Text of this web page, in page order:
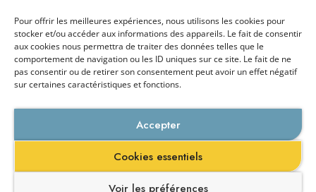
Pour offrir les meilleures expériences, nous utilisons les cookies pour
stocker et/ou accéder aux informations des appareils. Le fait de consentir
aux cookies nous permettra de traiter des données telles que le
comportement de navigation ou les ID uniques sur ce site. Le fait de ne
pas consentir ou de retirer son consentement peut avoir un effet négatif
sur certaines caractéristiques et fonctions.
Accepter
Cookies essentiels
Voir les préférences
Galien Management Santé est un établissement d’enseignement supérieur privé
enregistré auprès du rectorat.
Membre du groupeGroupe Galien. Les autres écoles du groupe :
Prépa – Galien Paramédical